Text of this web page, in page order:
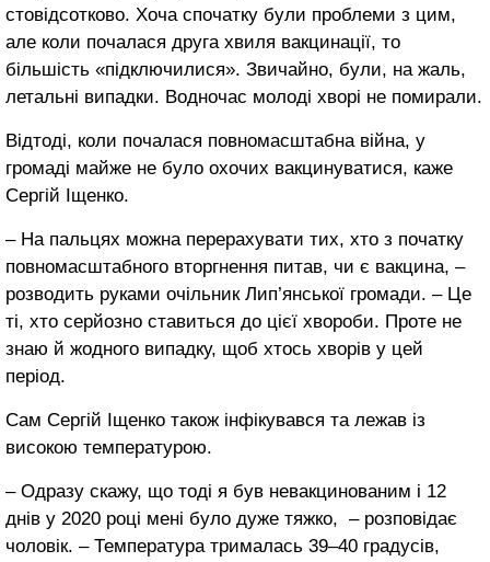
стовідсотково. Хоча спочатку були проблеми з цим,
але коли почалася друга хвиля вакцинації, то
більшість «підключилися». Звичайно, були, на жаль,
летальні випадки. Водночас молоді хворі не помирали.
Відтоді, коли почалася повномасштабна війна, у
громаді майже не було охочих вакцинуватися, каже
Сергій Іщенко.
– На пальцях можна перерахувати тих, хто з початку
повномасштабного вторгнення питав, чи є вакцина, –
розводить руками очільник Лип’янської громади. – Це
ті, хто серйозно ставиться до цієї хвороби. Проте не
знаю й жодного випадку, щоб хтось хворів у цей
період.
Сам Сергій Іщенко також інфікувався та лежав із
високою температурою.
– Одразу скажу, що тоді я був невакцинованим і 12
днів у 2020 році мені було дуже тяжко, – розповідає
чоловік. – Температура трималась 39–40 градусів,